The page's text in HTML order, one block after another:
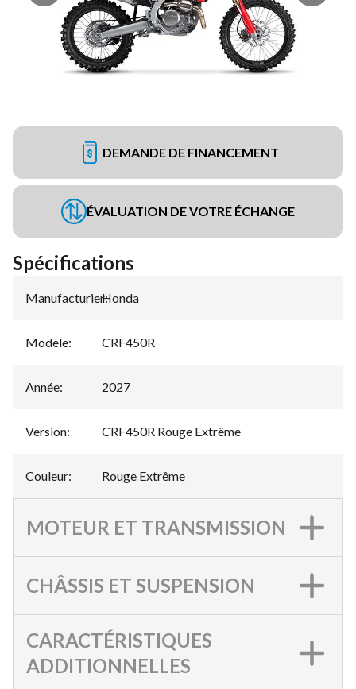
DEMANDE DE FINANCEMENT
ÉVALUATION DE VOTRE ÉCHANGE
Spécifications
Manufacturier:
Honda
Modèle: CRF450R
Année: 2027
Version: CRF450R Rouge Extrême
Couleur: Rouge Extrême
MOTEUR ET TRANSMISSION
CHÂSSIS ET SUSPENSION
CARACTÉRISTIQUES
ADDITIONNELLES